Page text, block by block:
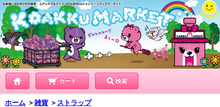
カート 検索
ホーム ＞雑貨 ＞ ストラップ